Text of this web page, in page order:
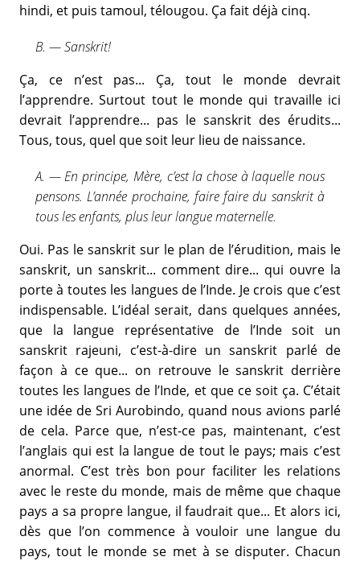
hindi, et puis tamoul, télougou. Ça fait déjà cinq.
B. — Sanskrit!
Ça, ce n’est pas... Ça, tout le monde devrait
l’apprendre. Surtout tout le monde qui travaille ici
devrait l’apprendre... pas le sanskrit des érudits...
Tous, tous, quel que soit leur lieu de naissance.
A. — En principe, Mère, c’est la chose à laquelle nous
pensons. L’année prochaine, faire faire du sanskrit à
tous les enfants, plus leur langue maternelle.
Oui. Pas le sanskrit sur le plan de l’érudition, mais le
sanskrit, un sanskrit... comment dire... qui ouvre la
porte à toutes les langues de l’Inde. Je crois que c’est
indispensable. L’idéal serait, dans quelques années,
que la langue représentative de l’Inde soit un
sanskrit rajeuni, c’est-à-dire un sanskrit parlé de
façon à ce que... on retrouve le sanskrit derrière
toutes les langues de l’Inde, et que ce soit ça. C’était
une idée de Sri Aurobindo, quand nous avions parlé
de cela. Parce que, n’est-ce pas, maintenant, c’est
l’anglais qui est la langue de tout le pays; mais c’est
anormal. C’est très bon pour faciliter les relations
avec le reste du monde, mais de même que chaque
pays a sa propre langue, il faudrait que... Et alors ici,
dès que l’on commence à vouloir une langue du
pays, tout le monde se met à se disputer. Chacun